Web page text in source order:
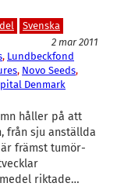
Svenska
2 mar 2011
, Lundbeckfond
, Novo Seeds
Denmark
håller på att
från sju anställda
främst tumör-
riktade…